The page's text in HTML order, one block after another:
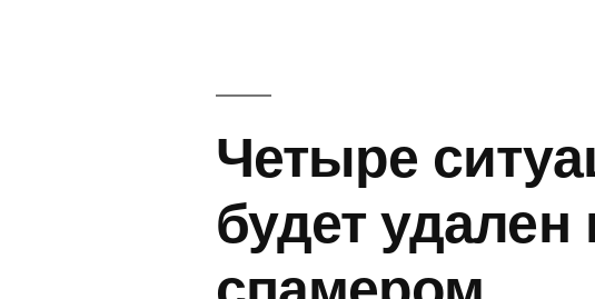
Четыре
будет